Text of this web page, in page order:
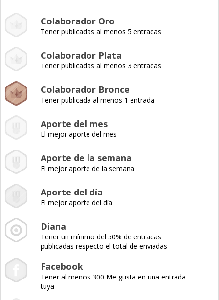
Colaborador Oro
Tener publicadas al menos 5 entradas
Colaborador Plata
Tener publicadas al menos 3 entradas
Colaborador Bronce
Tener publicada al menos 1 entrada
Aporte del mes
El mejor aporte del mes
Aporte de la semana
El mejor aporte de la semana
Aporte del día
El mejor aporte del día
Diana
Tener un mínimo del 50% de entradas
publicadas respecto el total de enviadas
Facebook
Tener al menos 300 Me gusta en una entrada
tuya